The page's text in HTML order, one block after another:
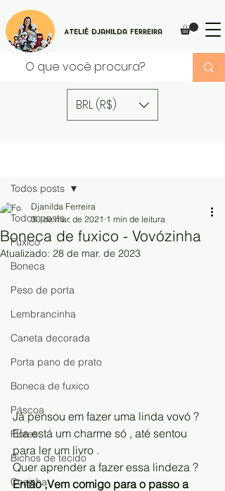
Ateliê Djanilda Ferreira
BRL (R$)
Todos posts
Fuxico
Boneca
Peso de porta
Lembrancinha
Caneta decorada
Porta pano de prato
Boneca de fuxico
Páscoa
Flores
Bichos de tecido
Cozinha
Todos posts
Boneca de fuxico - Vovózinha
Djanilda Ferreira
30 de mar. de 2021 1 min de leitura
Atualizado: 28 de mar. de 2023
Já pensou em fazer uma linda vovó ?
Ela está um charme só , até sentou
para ler um livro .
Quer aprender a fazer essa lindeza ?
Então ,Vem comigo para o passo a